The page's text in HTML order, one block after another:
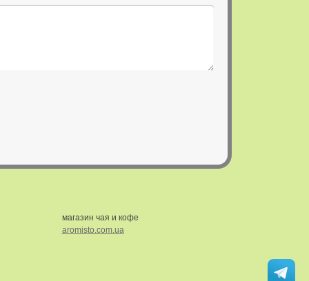
магазин чая и кофе
aromisto.com.ua